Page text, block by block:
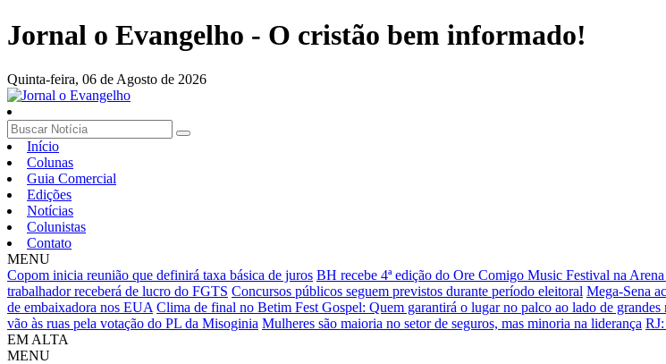
Jornal o Evangelho - O cristão bem informado!
Quinta-feira, 06 de Agosto de 2026
Início
Colunas
Guia Comercial
Edições
Notícias
Colunistas
Contato
MENU
Copom inicia reunião que definirá taxa básica de juros BH recebe 4ª edição do Ore Comigo Music Festival na
trabalhador receberá de lucro do FGTS Concursos públicos seguem previstos durante período eleitoral Mega-Sena
de embaixadora nos EUA Clima de final no Betim Fest Gospel: Quem garantirá o lugar no palco ao lado de grandes
vão às ruas pela votação do PL da Misoginia Mulheres são maioria no setor de seguros, mas minoria na liderança
EM ALTA
MENU